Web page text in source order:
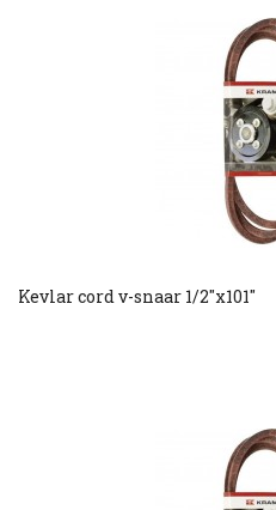
Kevlar cord v-snaar 1/2"x101"